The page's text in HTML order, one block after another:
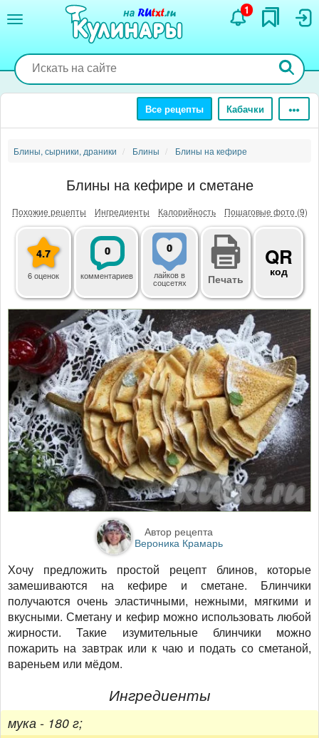
содержанию
1
Все рецепты Кабачки
Блины, сырники, драники Блины Блины на кефире
Блины на кефире и сметане
Похожие рецепты Ингредиенты Калорийность Пошаговые фото (9)
4.7
6 оценок
0
комментариев
0
лайковв
соцсетях Печать
QR
код
Автор рецепта
Вероника Крамарь
Хочу предложить простой рецепт блинов, которые
замешиваются на кефире и сметане. Блинчики
получаются очень эластичными, нежными, мягкими и
вкусными. Сметану и кефир можно использовать любой
жирности. Такие изумительные блинчики можно
пожарить на завтрак или к чаю и подать со сметаной,
вареньем или мёдом.
Ингредиенты
мука - 180 г;